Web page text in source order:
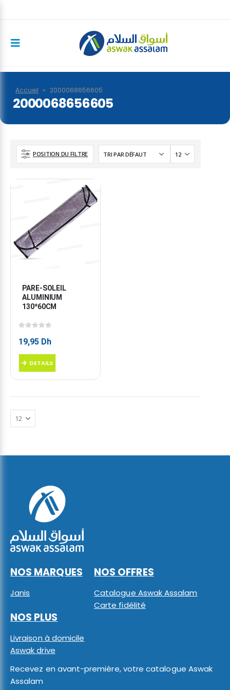
Accueil » 2000068656605
2000068656605
POSITION DU FILTRE
PARE-SOLEIL
ALUMINIUM
130*60CM
19,95 Dh
DETAILS
NOS MARQUES
Janis
NOS OFFRES
Catalogue Aswak Assalam
Carte fidélité
NOS PLUS
Livraison à domicile
Aswak drive
Recevez en avant-première, votre catalogue Aswak
Assalam